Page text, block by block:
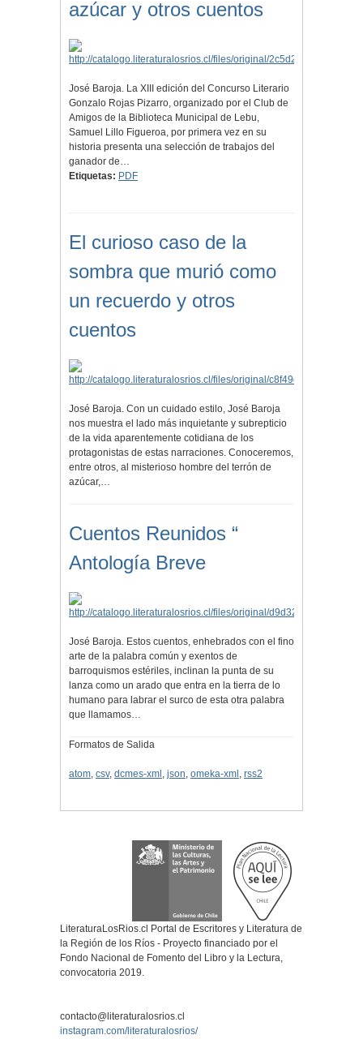
azúcar y otros cuentos
José Baroja. La XIII edición del Concurso Literario
Gonzalo Rojas Pizarro, organizado por el Club de
Amigos de la Biblioteca Municipal de Lebu,
Samuel Lillo Figueroa, por primera vez en su
historia presenta una selección de trabajos del
ganador de…
Etiquetas: PDF
El curioso caso de la
sombra que murió como
un recuerdo y otros
cuentos
José Baroja. Con un cuidado estilo, José Baroja
nos muestra el lado más inquietante y subrepticio
de la vida aparentemente cotidiana de los
protagonistas de estas narraciones. Conoceremos,
entre otros, al misterioso hombre del terrón de
azúcar,…
Cuentos Reunidos “
Antología Breve
José Baroja. Estos cuentos, enhebrados con el fino
arte de la palabra común y exentos de
barroquismos estériles, inclinan la punta de su
lanza como un arado que entra en la tierra de lo
humano para labrar el surco de esta otra palabra
que llamamos…
Formatos de Salida
atom, csv, dcmes-xml , json, omeka-xml , rss2
LiteraturaLosRios.cl Portal de Escritores y Literatura de
la Región de los Ríos - Proyecto financiado por el
Fondo Nacional de Fomento del Libro y la Lectura,
convocatoria 2019.
contacto@literaturalosrios.cl
instagram.com/literaturalosrios/